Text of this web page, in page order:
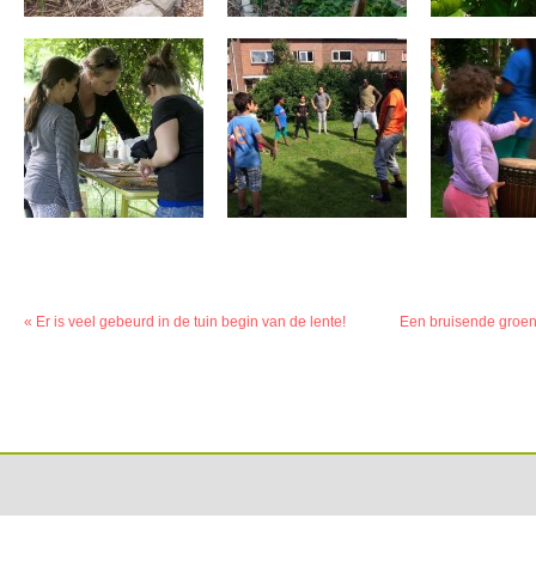
« Er is veel gebeurd in de tuin begin van de lente! Een bruisende